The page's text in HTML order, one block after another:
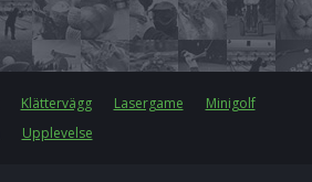
Klättervägg Lasergame
Minigolf
Upplevelse